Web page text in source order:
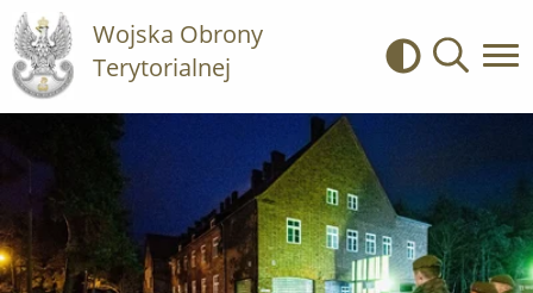
Wojska Obrony
Terytorialnej
Kontrast